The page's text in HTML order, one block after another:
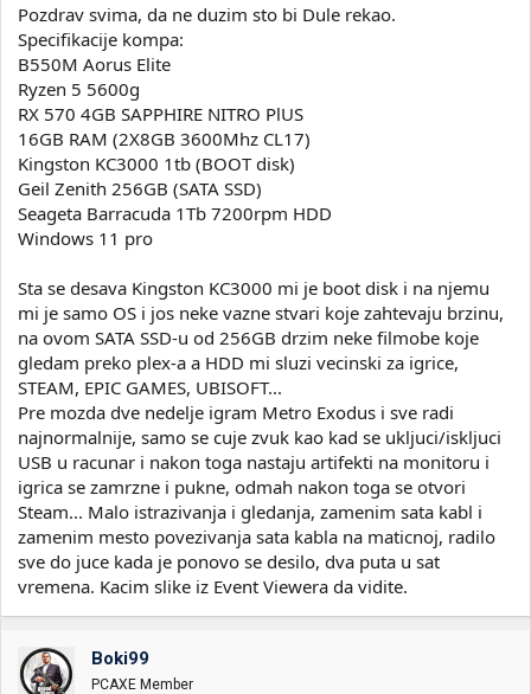
j
a
Pozdrav svima, da ne duzim sto bi Dule rekao.
Specifikacije kompa:
B550M Aorus Elite
Ryzen 5 5600g
RX 570 4GB SAPPHIRE NITRO PlUS
16GB RAM (2X8GB 3600Mhz CL17)
Kingston KC3000 1tb (BOOT disk)
Geil Zenith 256GB (SATA SSD)
Seageta Barracuda 1Tb 7200rpm HDD
Windows 11 pro
Sta se desava Kingston KC3000 mi je boot disk i na njemu
mi je samo OS i jos neke vazne stvari koje zahtevaju brzinu,
na ovom SATA SSD-u od 256GB drzim neke filmobe koje
gledam preko plex-a a HDD mi sluzi vecinski za igrice,
STEAM, EPIC GAMES, UBISOFT...
Pre mozda dve nedelje igram Metro Exodus i sve radi
najnormalnije, samo se cuje zvuk kao kad se ukljuci/iskljuci
USB u racunar i nakon toga nastaju artifekti na monitoru i
igrica se zamrzne i pukne, odmah nakon toga se otvori
Steam... Malo istrazivanja i gledanja, zamenim sata kabl i
zamenim mesto povezivanja sata kabla na maticnoj, radilo
sve do juce kada je ponovo se desilo, dva puta u sat
vremena. Kacim slike iz Event Viewera da vidite.
Boki99
PCAXE Member